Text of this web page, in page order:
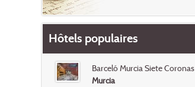
Hôtels populaires
Barceló Murcia Siete Coronas
Murcia